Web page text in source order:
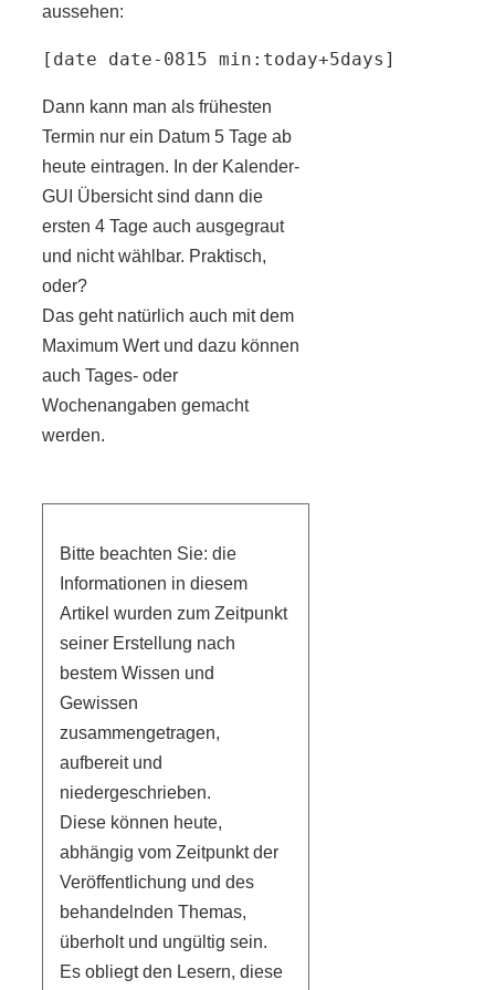
aussehen:
[date date-0815 min:today+5days]
Dann kann man als frühesten
Termin nur ein Datum 5 Tage ab
heute eintragen. In der Kalender-
GUI Übersicht sind dann die
ersten 4 Tage auch ausgegraut
und nicht wählbar. Praktisch,
oder?
Das geht natürlich auch mit dem
Maximum Wert und dazu können
auch Tages- oder
Wochenangaben gemacht
werden.
Bitte beachten Sie: die
Informationen in diesem
Artikel wurden zum Zeitpunkt
seiner Erstellung nach
bestem Wissen und
Gewissen
zusammengetragen,
aufbereit und
niedergeschrieben.
Diese können heute,
abhängig vom Zeitpunkt der
Veröffentlichung und des
behandelnden Themas,
überholt und ungültig sein.
Es obliegt den Lesern, diese